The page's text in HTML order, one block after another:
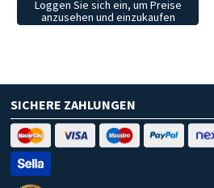
Loggen Sie sich ein, um Preise
anzusehen und einzukaufen
SICHERE ZAHLUNGEN